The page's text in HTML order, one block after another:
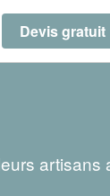
Devis gratuit
artisans